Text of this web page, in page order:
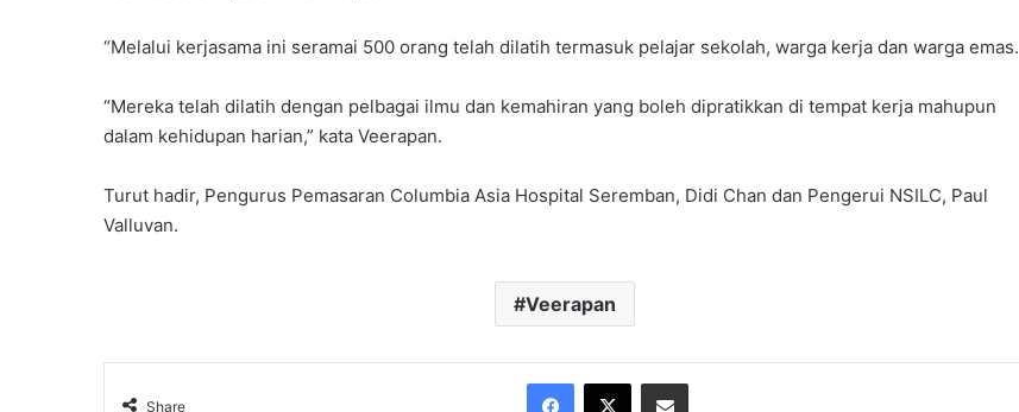
“Melalui kerjasama ini seramai 500 orang telah dilatih termasuk pelajar sekolah, warga kerja dan warga emas.
“Mereka telah dilatih dengan pelbagai ilmu dan kemahiran yang boleh dipratikkan di tempat kerja mahupun
dalam kehidupan harian,” kata Veerapan.
Turut hadir, Pengurus Pemasaran Columbia Asia Hospital Seremban, Didi Chan dan Pengerui NSILC, Paul
Valluvan.
Veerapan
Share